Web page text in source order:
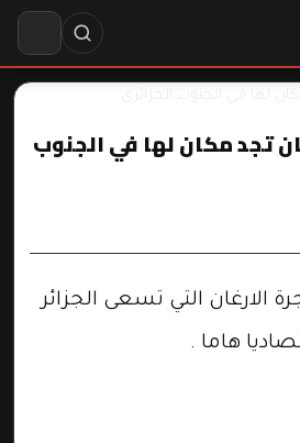
تجد مكان لها في الجنوب
الارغان التي تسعى الجزائر
هاما .